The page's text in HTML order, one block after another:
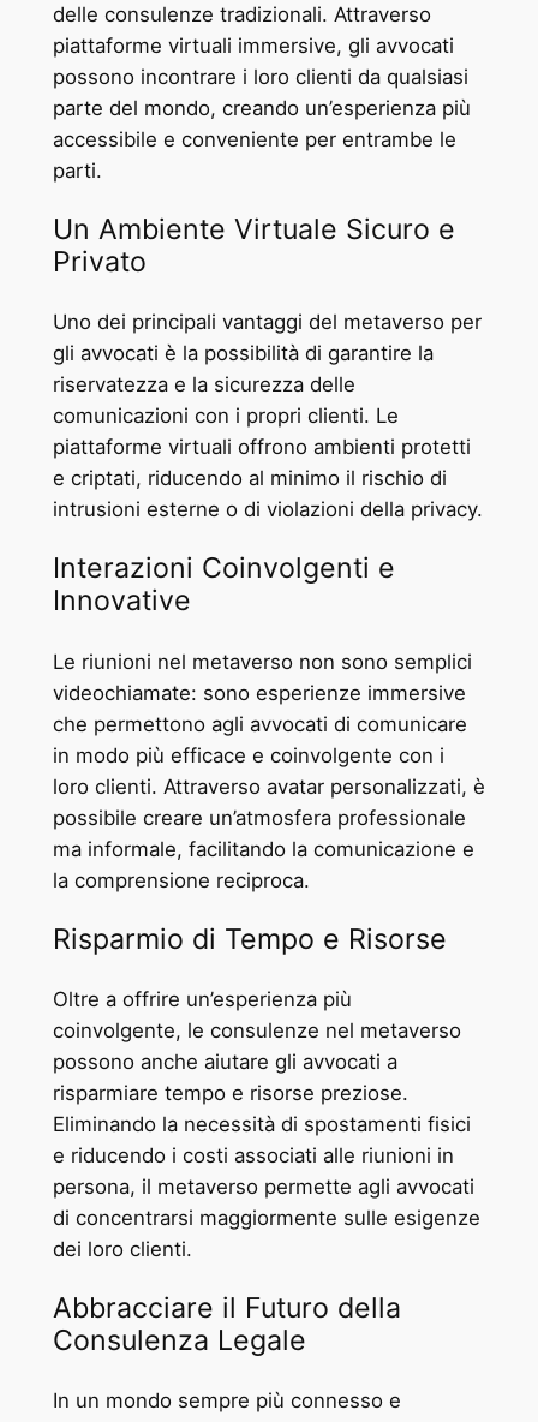
delle consulenze tradizionali. Attraverso
piattaforme virtuali immersive, gli avvocati
possono incontrare i loro clienti da qualsiasi
parte del mondo, creando un’esperienza più
accessibile e conveniente per entrambe le
parti.
Un Ambiente Virtuale Sicuro e
Privato
Uno dei principali vantaggi del metaverso per
gli avvocati è la possibilità di garantire la
riservatezza e la sicurezza delle
comunicazioni con i propri clienti. Le
piattaforme virtuali offrono ambienti protetti
e criptati, riducendo al minimo il rischio di
intrusioni esterne o di violazioni della privacy.
Interazioni Coinvolgenti e
Innovative
Le riunioni nel metaverso non sono semplici
videochiamate: sono esperienze immersive
che permettono agli avvocati di comunicare
in modo più efficace e coinvolgente con i
loro clienti. Attraverso avatar personalizzati, è
possibile creare un’atmosfera professionale
ma informale, facilitando la comunicazione e
la comprensione reciproca.
Risparmio di Tempo e Risorse
Oltre a offrire un’esperienza più
coinvolgente, le consulenze nel metaverso
possono anche aiutare gli avvocati a
risparmiare tempo e risorse preziose.
Eliminando la necessità di spostamenti fisici
e riducendo i costi associati alle riunioni in
persona, il metaverso permette agli avvocati
di concentrarsi maggiormente sulle esigenze
dei loro clienti.
Abbracciare il Futuro della
Consulenza Legale
In un mondo sempre più connesso e